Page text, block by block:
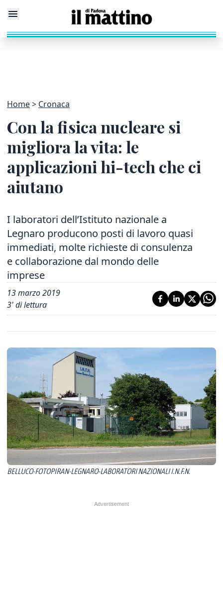
Home Cronaca
Con la fisica nucleare si
migliora la vita: le
applicazioni hi-tech che ci
aiutano
I laboratori dell’Istituto nazionale a
Legnaro producono posti di lavoro quasi
immediati, molte richieste di consulenza
e collaborazione dal mondo delle
imprese
13 marzo 2019
3' di lettura
BELLUCO-FOTOPIRAN-LEGNARO-LABORATORI NAZIONALI I.N.F.N.